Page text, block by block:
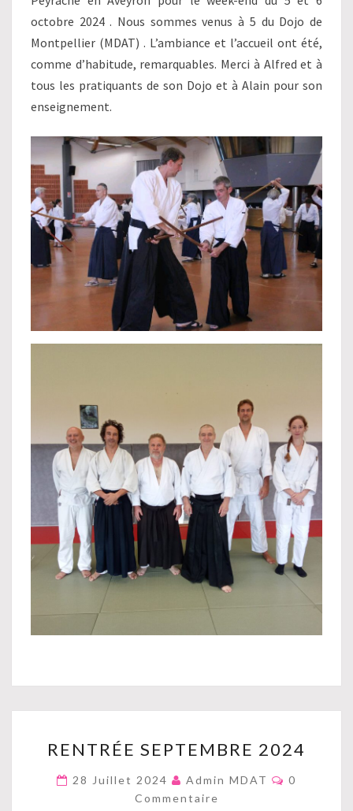
octobre 2024 . Nous sommes venus à 5 du Dojo de
Montpellier (MDAT) . L’ambiance et l’accueil ont été,
comme d’habitude, remarquables. Merci à Alfred et à
tous les pratiquants de son Dojo et à Alain pour son
enseignement.
SEPTEMBRE
2024
RENTRÉE SEPTEMBRE 2024
28 Juillet 2024 Admin MDAT
0
Commentaire